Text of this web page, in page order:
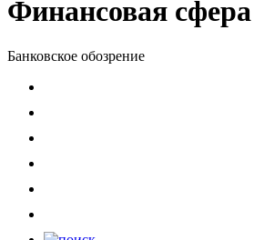
Финансовая сфера
Банковское обозрение